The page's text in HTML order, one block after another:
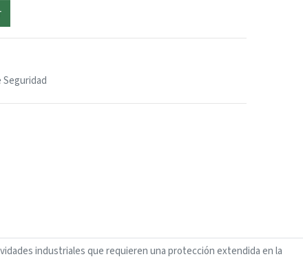
Seguridad
industriales que requieren una protección extendida en la